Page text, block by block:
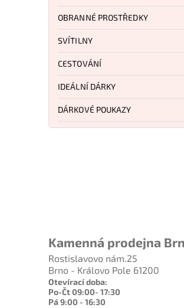
OBRANNÉ PROSTŘEDKY
SVÍTILNY
CESTOVÁNÍ
IDEÁLNÍ DÁRKY
DÁRKOVÉ POUKAZY
Kamenná prodejna
Rostislavovo nám.25
Brno - Královo Pole 61200
Otevírací doba:
Po-Čt 09:00- 17:30
Pá 9:00 - 16:30